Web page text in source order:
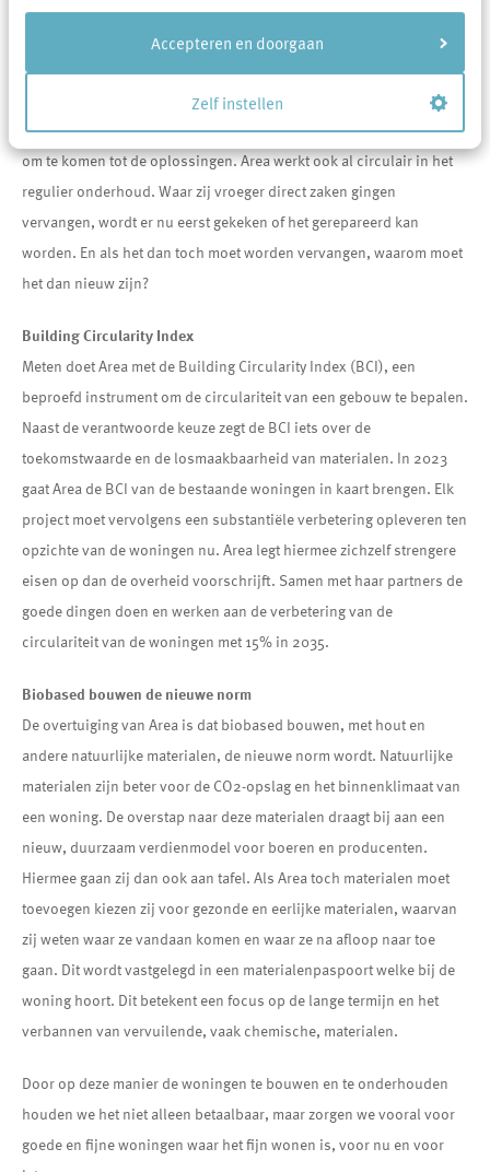
Accepteren en doorgaan
Zelf instellen
meer circulaire keuzes gemaakt worden waardoor de impact groot
is. Hier willen zij al snel komen tot projecten met een hoge BCI
(Building Circularity Index) en biobased oplossingen. Ook bij groot
onderhoud en verduurzaming zet Area mooie stappen.
Ketenpartners zijn al nauw betrokken en zijn of worden deelgenoot
om te komen tot de oplossingen. Area werkt ook al circulair in het
regulier onderhoud. Waar zij vroeger direct zaken gingen
vervangen, wordt er nu eerst gekeken of het gerepareerd kan
worden. En als het dan toch moet worden vervangen, waarom moet
het dan nieuw zijn?
Building Circularity Index
Meten doet Area met de Building Circularity Index (BCI), een
beproefd instrument om de circulariteit van een gebouw te bepalen.
Naast de verantwoorde keuze zegt de BCI iets over de
toekomstwaarde en de losmaakbaarheid van materialen. In 2023
gaat Area de BCI van de bestaande woningen in kaart brengen. Elk
project moet vervolgens een substantiële verbetering opleveren ten
opzichte van de woningen nu. Area legt hiermee zichzelf strengere
eisen op dan de overheid voorschrijft. Samen met haar partners de
goede dingen doen en werken aan de verbetering van de
circulariteit van de woningen met 15% in 2035.
Biobased bouwen de nieuwe norm
De overtuiging van Area is dat biobased bouwen, met hout en
andere natuurlijke materialen, de nieuwe norm wordt. Natuurlijke
materialen zijn beter voor de CO2-opslag en het binnenklimaat van
een woning. De overstap naar deze materialen draagt bij aan een
nieuw, duurzaam verdienmodel voor boeren en producenten.
Hiermee gaan zij dan ook aan tafel. Als Area toch materialen moet
toevoegen kiezen zij voor gezonde en eerlijke materialen, waarvan
zij weten waar ze vandaan komen en waar ze na afloop naar toe
gaan. Dit wordt vastgelegd in een materialenpaspoort welke bij de
woning hoort. Dit betekent een focus op de lange termijn en het
verbannen van vervuilende, vaak chemische, materialen.
Door op deze manier de woningen te bouwen en te onderhouden
houden we het niet alleen betaalbaar, maar zorgen we vooral voor
goede en fijne woningen waar het fijn wonen is, voor nu en voor